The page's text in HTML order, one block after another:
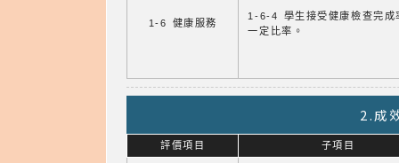
1-6 健康服務
1-6-4 學生接受健康檢查完成
一定比率。
2.成
評價項目 子項目